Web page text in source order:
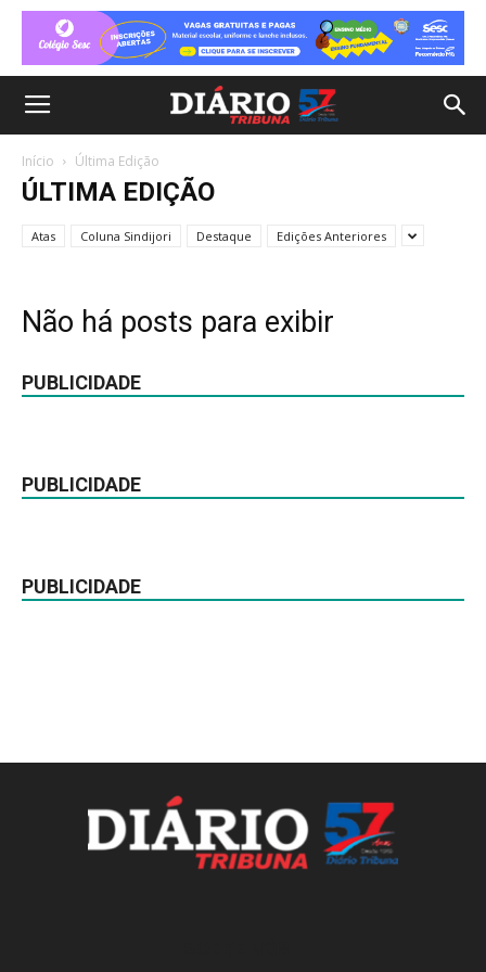
Início Última Edição
ÚLTIMA EDIÇÃO
Atas Coluna Sindijori Destaque Edições Anteriores
Não há posts para exibir
PUBLICIDADE
PUBLICIDADE
PUBLICIDADE